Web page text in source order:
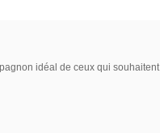
idéal de ceux qui